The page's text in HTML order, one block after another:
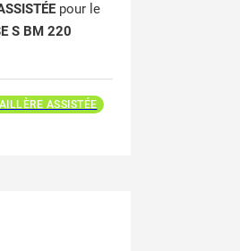
pour le
S BM 220
ASSISTÉE